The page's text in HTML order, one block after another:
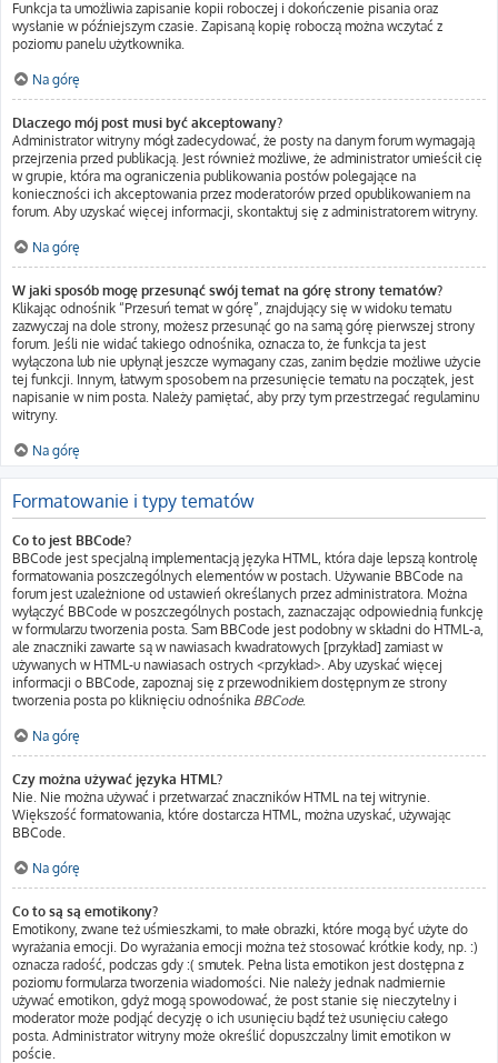
Funkcja ta umożliwia zapisanie kopii roboczej i dokończenie pisania oraz
wysłanie w późniejszym czasie. Zapisaną kopię roboczą można wczytać z
poziomu panelu użytkownika.
Na górę
Dlaczego mój post musi być akceptowany?
Administrator witryny mógł zadecydować, że posty na danym forum wymagają
przejrzenia przed publikacją. Jest również możliwe, że administrator umieścił cię
w grupie, która ma ograniczenia publikowania postów polegające na
konieczności ich akceptowania przez moderatorów przed opublikowaniem na
forum. Aby uzyskać więcej informacji, skontaktuj się z administratorem witryny.
Na górę
W jaki sposób mogę przesunąć swój temat na górę strony tematów?
Klikając odnośnik “Przesuń temat w górę”, znajdujący się w widoku tematu
zazwyczaj na dole strony, możesz przesunąć go na samą górę pierwszej strony
forum. Jeśli nie widać takiego odnośnika, oznacza to, że funkcja ta jest
wyłączona lub nie upłynął jeszcze wymagany czas, zanim będzie możliwe użycie
tej funkcji. Innym, łatwym sposobem na przesunięcie tematu na początek, jest
napisanie w nim posta. Należy pamiętać, aby przy tym przestrzegać regulaminu
witryny.
Na górę
Formatowanie i typy tematów
Co to jest BBCode?
BBCode jest specjalną implementacją języka HTML, która daje lepszą kontrolę
formatowania poszczególnych elementów w postach. Używanie BBCode na
forum jest uzależnione od ustawień określanych przez administratora. Można
wyłączyć BBCode w poszczególnych postach, zaznaczając odpowiednią funkcję
w formularzu tworzenia posta. Sam BBCode jest podobny w składni do HTML-a,
ale znaczniki zawarte są w nawiasach kwadratowych [przykład] zamiast w
używanych w HTML-u nawiasach ostrych <przykład>. Aby uzyskać więcej
informacji o BBCode, zapoznaj się z przewodnikiem dostępnym ze strony
tworzenia posta po kliknięciu odnośnika BBCode.
Na górę
Czy można używać języka HTML?
Nie. Nie można używać i przetwarzać znaczników HTML na tej witrynie.
Większość formatowania, które dostarcza HTML, można uzyskać, używając
BBCode.
Na górę
Co to są są emotikony?
Emotikony, zwane też uśmieszkami, to małe obrazki, które mogą być użyte do
wyrażania emocji. Do wyrażania emocji można też stosować krótkie kody, np. :)
oznacza radość, podczas gdy :( smutek. Pełna lista emotikon jest dostępna z
poziomu formularza tworzenia wiadomości. Nie należy jednak nadmiernie
używać emotikon, gdyż mogą spowodować, że post stanie się nieczytelny i
moderator może podjąć decyzję o ich usunięciu bądź też usunięciu całego
posta. Administrator witryny może określić dopuszczalny limit emotikon w
poście.